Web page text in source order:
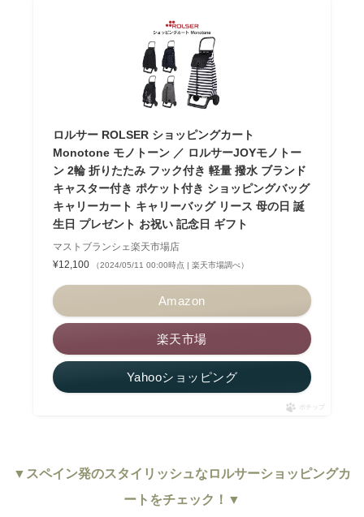
ロルサー ROLSER ショッピングカート
Monotone モノトーン ／ ロルサーJOYモノトー
ン 2輪 折りたたみ フック付き 軽量 撥水 ブランド
キャスター付き ポケット付き ショッピングバッグ
キャリーカート キャリーバッグ リース 母の日 誕
生日 プレゼント お祝い 記念日 ギフト
マストブランシェ楽天市場店
¥12,100
（2024/05/11 00:00時点 | 楽天市場調べ）
Amazon
楽天市場
Yahooショッピング
ポチップ
▼スペイン発のスタイリッシュなロルサーショッピングカ
ートをチェック！▼